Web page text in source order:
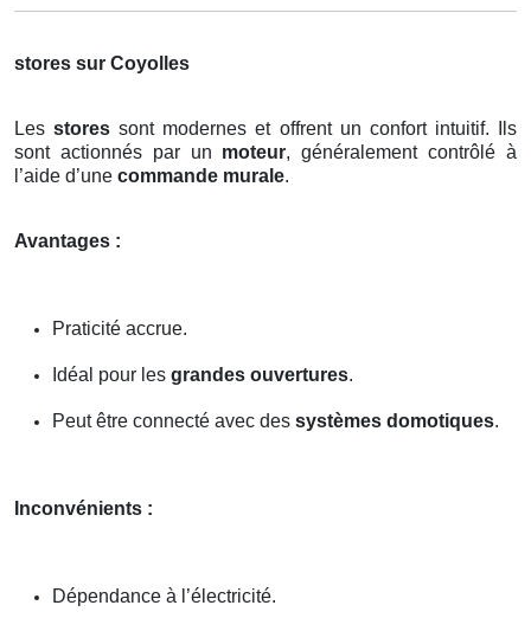
stores sur Coyolles
Lesstores sont modernes et offrent un confort intuitif. Ils
sont actionnés par un moteur, généralement contrôlé à
l’aide d’une commande murale.
Avantages :
Praticité accrue.
Idéal pour les grandes ouvertures.
Peut être connecté avec des systèmes domotiques.
Inconvénients :
Dépendance à l’électricité.